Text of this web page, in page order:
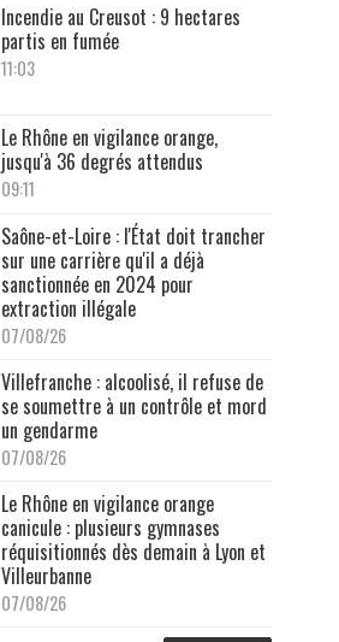
Incendie au Creusot : 9 hectares
partis en fumée
11:03
Le Rhône en vigilance orange,
jusqu'à 36 degrés attendus
09:11
Saône-et-Loire : l'État doit trancher
sur une carrière qu'il a déjà
sanctionnée en 2024 pour
extraction illégale
07/08/26
Villefranche : alcoolisé, il refuse de
se soumettre à un contrôle et mord
un gendarme
07/08/26
Le Rhône en vigilance orange
canicule : plusieurs gymnases
réquisitionnés dès demain à Lyon et
Villeurbanne
07/08/26